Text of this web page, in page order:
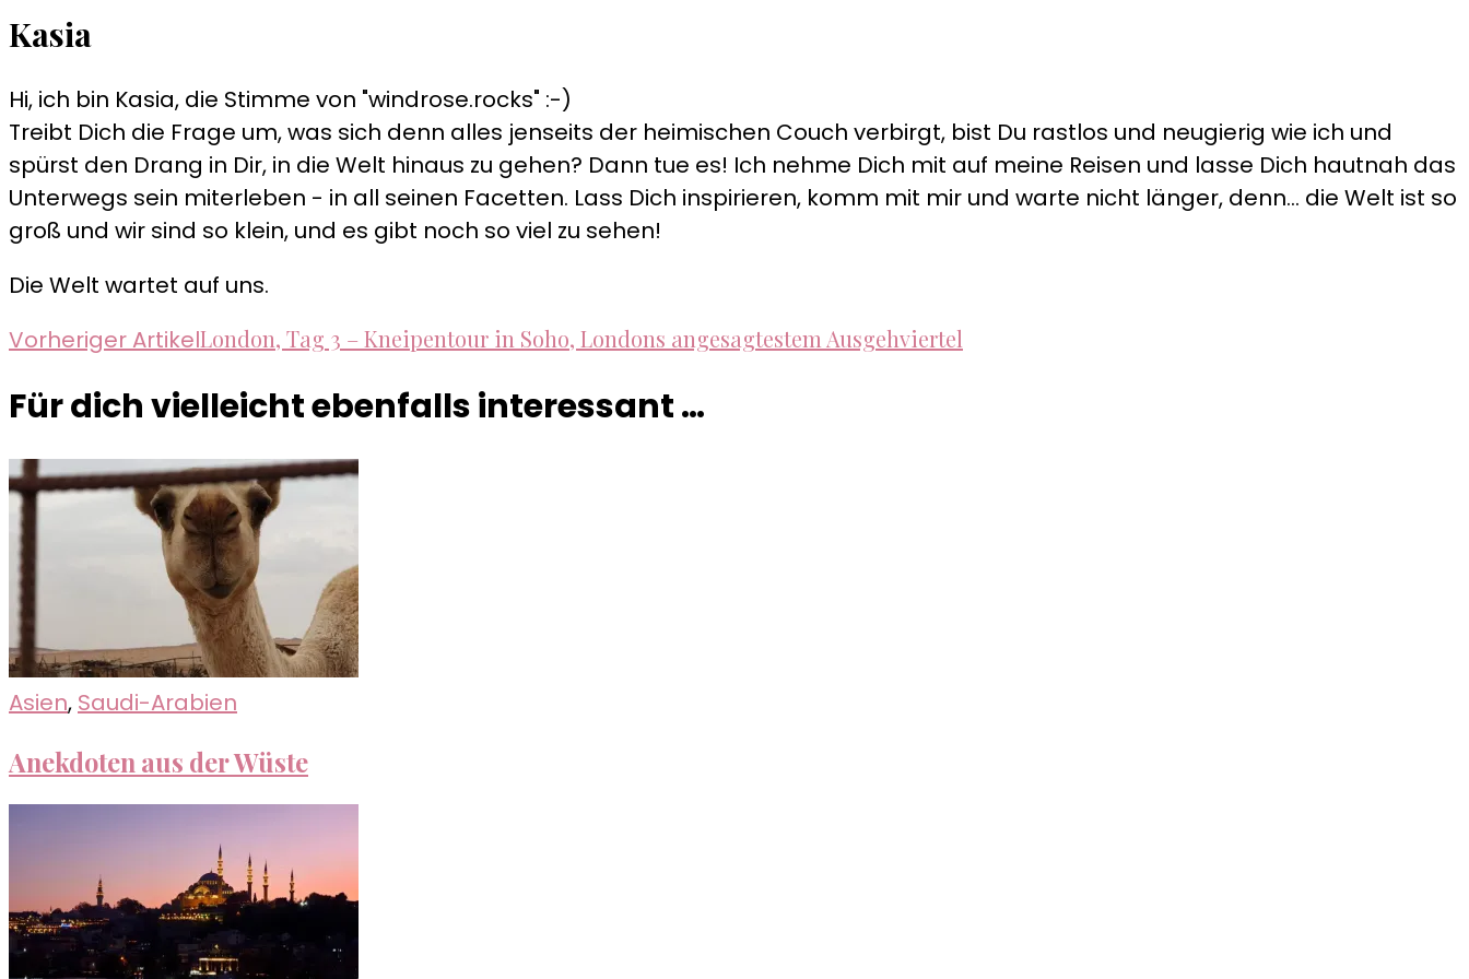
Kasia
Hi, ich bin Kasia, die Stimme von "windrose.rocks" :-)
Treibt Dich die Frage um, was sich denn alles jenseits der heimischen Couch verbirgt, bist Du rastlos und neugierig wie ich und
spürst den Drang in Dir, in die Welt hinaus zu gehen? Dann tue es! Ich nehme Dich mit auf meine Reisen und lasse Dich hautnah das
Unterwegs sein miterleben - in all seinen Facetten. Lass Dich inspirieren, komm mit mir und warte nicht länger, denn... die Welt ist so
groß und wir sind so klein, und es gibt noch so viel zu sehen!
Die Welt wartet auf uns.
Beitragsnavigation
Vorheriger ArtikelLondon, Tag 3 – Kneipentour in Soho, Londons angesagtestem Ausgehviertel
Für dich vielleicht ebenfalls interessant …
Asien, Saudi-Arabien
Anekdoten aus der Wüste